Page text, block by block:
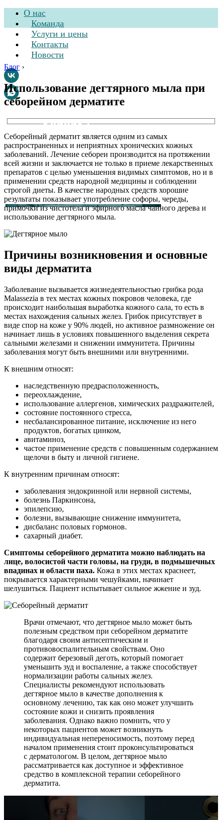
О нас
Команда
Услуги и цены
Контакты
Новости
Стоматологическая
клиника
Блог ›
Использование дегтярного мыла при
себорейном дерматите
Себорейный дерматит является одним из самых
распространенных и неприятных хронических кожных
заболеваний. Лечение себореи производится на протяжении
всей жизни и заключается не только в приеме лекарственных
препаратов с целью уменьшения видимых симптомов, но и в
применении средств народной медицины и соблюдении
строгой диеты. В качестве народных средств хорошие
результаты показывает употребление софоры, череды,
примочки из чистотела и эфирного масла чайного дерева и
использование дегтярного мыла.
Причины возникновения и основные
виды дерматита
Заболевание вызывается жизнедеятельностью грибка рода
Malassezia в тех местах кожных покровов человека, где
происходит наибольшая выработка кожного сала, то есть в
местах нахождения сальных желез. Грибок присутствует в
виде спор на коже у 90% людей, но активное размножение он
начинает лишь в условиях повышенного выделения секрета
сальными железами и снижении иммунитета. Причины
заболевания могут быть внешними или внутренними.
К внешним относят:
наследственную предрасположенность,
переохлаждение,
использование аллергенов, химических раздражителей,
состояние постоянного стресса,
несбалансированное питание, исключение из него
продуктов, богатых цинком,
авитаминоз,
частое применение средств с повышенным содержанием
щелочи в быту и личной гигиене.
К внутренним причинам относят:
заболевания эндокринной или нервной системы,
болезнь Паркинсона,
эпилепсию,
болезни, вызывающие снижение иммунитета,
дисбаланс половых гормонов.
сахарный диабет.
Симптомы себорейного дерматита можно наблюдать на
лице, волосистой части головы, на груди, в подмышечных
впадинах и области паха. Кожа в этих местах краснеет,
покрывается характерными чешуйками, начинает
шелушиться. Пациент испытывает сильное жжение и зуд.
Врачи отмечают, что дегтярное мыло может быть
полезным средством при себорейном дерматите
благодаря своим антисептическим и
противовоспалительным свойствам. Оно
содержит березовый деготь, который помогает
уменьшить зуд и воспаление, а также способствует
нормализации работы сальных желез.
Специалисты рекомендуют использовать
дегтярное мыло в качестве дополнения к
основному лечению, так как оно может улучшить
состояние кожи и снизить проявления
заболевания. Однако важно помнить, что у
некоторых пациентов может возникнуть
индивидуальная непереносимость, поэтому перед
началом применения стоит проконсультироваться
с дерматологом. В целом, дегтярное мыло
рассматривается как доступное и эффективное
средство в комплексной терапии себорейного
дерматита.